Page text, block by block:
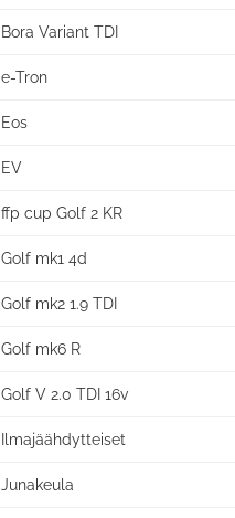
Bora Variant TDI
e-Tron
Eos
EV
ffp cup Golf 2 KR
Golf mk1 4d
Golf mk2 1.9 TDI
Golf mk6 R
Golf V 2.0 TDI 16v
Ilmajäähdytteiset
Junakeula